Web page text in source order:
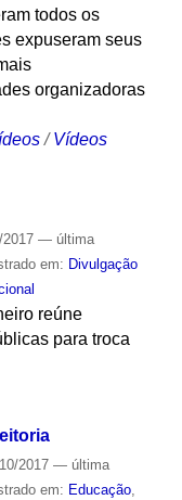
todos os
expuseram seus
organizadoras
/Vídeos
— última
em: Divulgação
reúne
para troca
2017 — última
em: Educação,